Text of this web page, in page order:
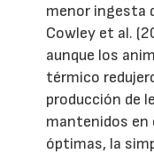
menor ingesta
Cowley et al.
aunque los
térmico
producción de
mantenidos
óptimas, la